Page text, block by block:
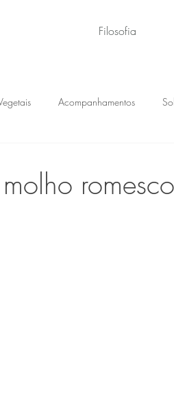
Filosofia
Acompanhamentos
romesco